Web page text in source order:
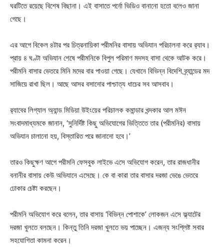
ঘরটিতে রয়েছে বিশেষ বিছানা। এই বাসাতে পর্নো ভিডিও বানানো হতো বলেও জানা
গেছে।
এর আগে বিকেল ৪টার পর চিত্রনায়িকা পরীমনির বাসায় অভিযান পরিচালনা করে র‌্যাব।
প্রায় ৪ ঘণ্টা অভিযান শেষে পরীমনিকে বিপুল পরিমাণ মদসহ বাসা থেকে আটক করে।
পরীমনি বাসার ভেতরে মিনি মদের বার পাওয়া গেছে। যেখানে বিভিন্ন বিদেশি ব্র্যান্ডের মদ
সাজিয়ে রাখা ছিল। আছে আসর বসানোর পাশ্চাত্য ধাচের সব আসবাব।
র‌্যাবের লিগ্যাল অ্যান্ড মিডিয়া উইংয়ের পরিচালক কমান্ডার খন্দকার আল মঈন
সংবাদমাধ্যমকে জানান, ‘সুনির্দিষ্ট কিছু অভিযোগের ভিত্তিতে তার (পরীমনির) বাসায়
অভিযান চালানো হয়, বিস্তারিত পরে জানানো হবে।’
তারও কিছুক্ষণ আগে পরীমনি ফেসবুক লাইভে এসে অভিযোগ করেন, তার রাজধানীর
বনানীর বাসায় কেউ অভিযানে এসেছে। কে বা কারা তার বাসার দরজা ভেঙে ভেতরে
ঢোকার চেষ্টা করছেন।
পরীমনি অভিযোগ করে বলেন, তার বাসায় ‘বিভিন্ন পোশাকে’ লোকজন এসে ফ্ল্যাটের
দরজা খুলতে বলছেন। কিন্তু তিনি দরজা খুলতে ভয় পাচ্ছেন। এজন্য সংশ্লিষ্ট সবার
সহযোগিতা কামনা করেন।